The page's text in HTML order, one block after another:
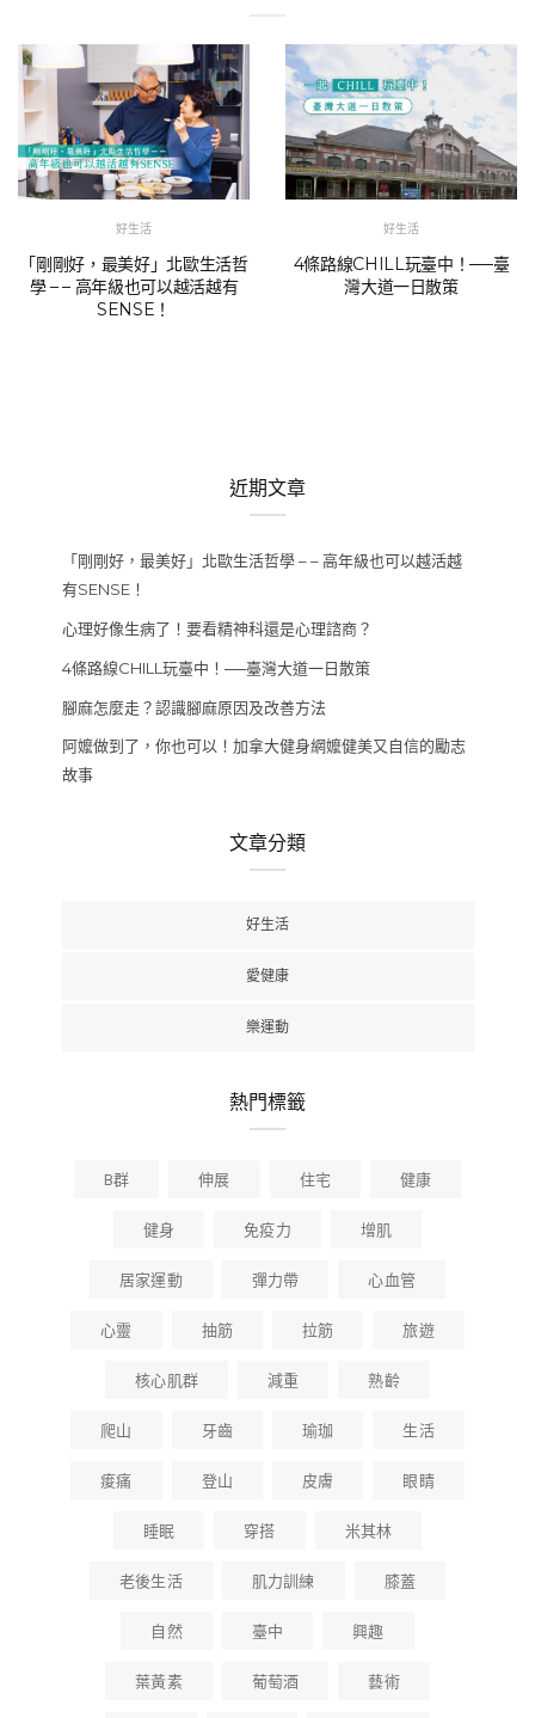
好生活
「剛剛好，最美好」北歐生活哲
學 – – 高年級也可以越活越有
SENSE！
好生活
4條路線CHILL玩臺中！──臺
灣大道一日散策
近期文章
「剛剛好，最美好」北歐生活哲學 – – 高年級也可以越活越
有SENSE！
心理好像生病了！要看精神科還是心理諮商？
4條路線CHILL玩臺中！──臺灣大道一日散策
腳麻怎麼走？認識腳麻原因及改善方法
阿嬤做到了，你也可以！加拿大健身網嬤健美又自信的勵志
故事
文章分類
好生活
愛健康
樂運動
熱門標籤
B群 伸展 住宅
健康
健身
免疫力
增肌
居家運動
彈力帶
心血管
心靈
抽筋 拉筋
旅遊
核心肌群
減重
熟齡
爬山
牙齒 瑜珈
生活
痠痛
登山 皮膚
眼睛
睡眠
穿搭
米其林
老後生活
肌力訓練
膝蓋
自然
臺中
興趣
葉黃素
葡萄酒
藝術